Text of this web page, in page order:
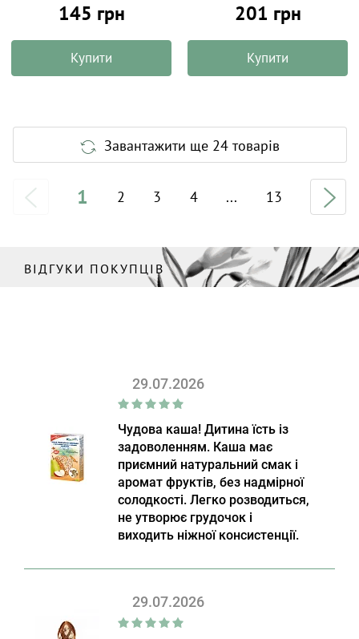
145 грн
Купити
201 грн
Купити
Завантажити ще 24 товарів
1 2 3 4 ... 13
ВІДГУКИ ПОКУПЦІВ
29.07.2026
Чудова каша! Дитина їсть із
задоволенням. Каша має
приємний натуральний смак і
аромат фруктів, без надмірної
солодкості. Легко розводиться,
не утворює грудочок і
виходить ніжної консистенції.
29.07.2026